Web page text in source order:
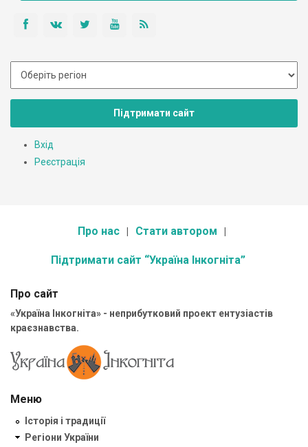
Підтримати сайт
Вхід
Реєстрація
Про нас Стати автором
Підтримати сайт “Україна Інкогніта”
Про сайт
«Україна Інкогніта» - неприбутковий проект ентузіастів
краєзнавства.
Меню
Історія і традиції
Регіони України